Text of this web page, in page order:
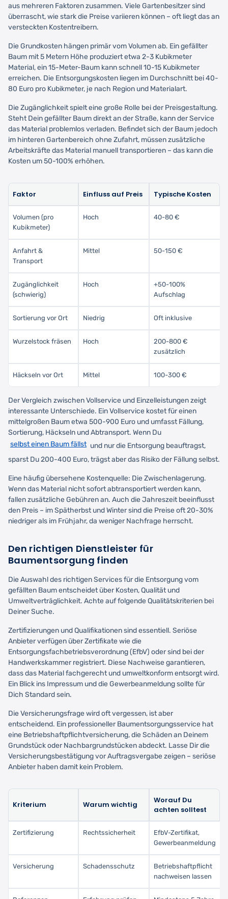
aus mehreren Faktoren zusammen. Viele Gartenbesitzer sind
überrascht, wie stark die Preise variieren können – oft liegt das an
versteckten Kostentreibern.
Die Grundkosten hängen primär vom Volumen ab. Ein gefällter
Baum mit 5 Metern Höhe produziert etwa 2-3 Kubikmeter
Material, ein 15-Meter-Baum kann schnell 10-15 Kubikmeter
erreichen. Die Entsorgungskosten liegen im Durchschnitt bei 40-
80 Euro pro Kubikmeter, je nach Region und Materialart.
Die Zugänglichkeit spielt eine große Rolle bei der Preisgestaltung.
Steht Dein gefällter Baum direkt an der Straße, kann der Service
das Material problemlos verladen. Befindet sich der Baum jedoch
im hinteren Gartenbereich ohne Zufahrt, müssen zusätzliche
Arbeitskräfte das Material manuell transportieren – das kann die
Kosten um 50-100% erhöhen.
Faktor Einfluss auf Preis Typische Kosten
Volumen (pro
Kubikmeter)
Hoch 40-80 €
Anfahrt &
Transport
Mittel 50-150 €
Zugänglichkeit
(schwierig)
Hoch
+50-100%
Aufschlag
Sortierung vor Ort Niedrig Oft inklusive
Wurzelstock fräsen Hoch
200-800 €
zusätzlich
Häckseln vor Ort Mittel 100-300 €
Der Vergleich zwischen Vollservice und Einzelleistungen zeigt
interessante Unterschiede. Ein Vollservice kostet für einen
mittelgroßen Baum etwa 500-900 Euro und umfasst Fällung,
Sortierung, Häckseln und Abtransport. Wenn Du
selbst einen Baum fällst und nur die Entsorgung beauftragst,
sparst Du 200-400 Euro, trägst aber das Risiko der Fällung selbst.
Eine häufig übersehene Kostenquelle: Die Zwischenlagerung.
Wenn das Material nicht sofort abtransportiert werden kann,
fallen zusätzliche Gebühren an. Auch die Jahreszeit beeinflusst
den Preis – im Spätherbst und Winter sind die Preise oft 20-30%
niedriger als im Frühjahr, da weniger Nachfrage herrscht.
Den richtigen Dienstleister für
Baumentsorgung finden
Die Auswahl des richtigen Services für die Entsorgung vom
gefällten Baum entscheidet über Kosten, Qualität und
Umweltverträglichkeit. Achte auf folgende Qualitätskriterien bei
Deiner Suche.
Zertifizierungen und Qualifikationen sind essentiell. Seriöse
Anbieter verfügen über Zertifikate wie die
Entsorgungsfachbetriebsverordnung (EfbV) oder sind bei der
Handwerkskammer registriert. Diese Nachweise garantieren,
dass das Material fachgerecht und umweltkonform entsorgt wird.
Ein Blick ins Impressum und die Gewerbeanmeldung sollte für
Dich Standard sein.
Die Versicherungsfrage wird oft vergessen, ist aber
entscheidend. Ein professioneller Baumentsorgungsservice hat
eine Betriebshaftpflichtversicherung, die Schäden an Deinem
Grundstück oder Nachbargrundstücken abdeckt. Lasse Dir die
Versicherungsbestätigung vor Auftragsvergabe zeigen – seriöse
Anbieter haben damit kein Problem.
Kriterium Warum wichtig
Worauf Du
achten solltest
Zertifizierung Rechtssicherheit
EfbV-Zertifikat,
Gewerbeanmeldung
Versicherung Schadensschutz
Betriebshaftpflicht
nachweisen lassen